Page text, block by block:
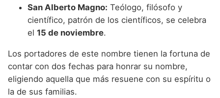
San Alberto Magno: Teólogo, filósofo y
científico, patrón de los científicos, se celebra
el 15 de noviembre.
Los portadores de este nombre tienen la fortuna de
contar con dos fechas para honrar su nombre,
eligiendo aquella que más resuene con su espíritu o
la de sus familias.